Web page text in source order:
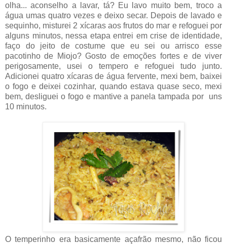
olha... aconselho a lavar, tá? Eu lavo muito bem, troco a
água umas quatro vezes e deixo secar. Depois de lavado e
sequinho, misturei 2 xícaras aos frutos do mar e refoguei por
alguns minutos, nessa etapa entrei em crise de identidade,
faço do jeito de costume que eu sei ou arrisco esse
pacotinho de Miojo? Gosto de emoções fortes e de viver
perigosamente, usei o tempero e refoguei tudo junto.
Adicionei quatro xícaras de água fervente, mexi bem, baixei
o fogo e deixei cozinhar, quando estava quase seco, mexi
bem, desliguei o fogo e mantive a panela tampada por uns
10 minutos.
O temperinho era basicamente açafrão mesmo, não ficou